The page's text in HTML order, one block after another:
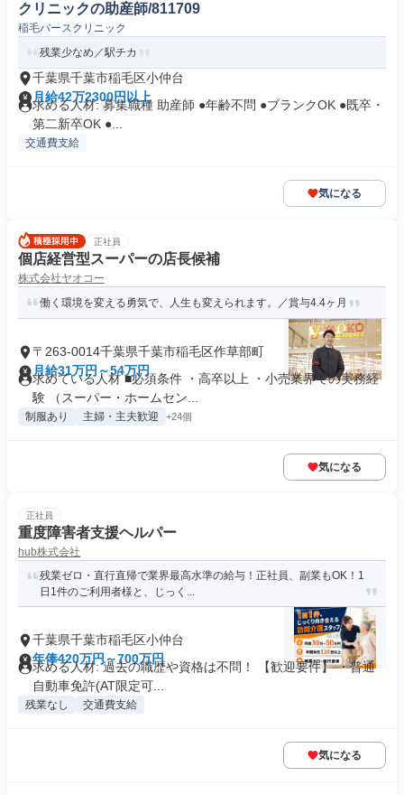
クリニックの助産師/811709
稲毛バースクリニック
残業少なめ／駅チカ
千葉県千葉市稲毛区小仲台
月給42万2300円以上
求める人材: 募集職種 助産師 ●年齢不問 ●ブランクOK ●既卒・
第二新卒OK ●...
交通費支給
気になる
正社員
個店経営型スーパーの店長候補
株式会社ヤオコー
働く環境を変える勇気で、人生も変えられます。／賞与4.4ヶ月
〒263-0014千葉県千葉市稲毛区作草部町
月給31万円～54万円
求めている人材 ■必須条件 ・高卒以上 ・小売業界での実務経
験 （スーパー・ホームセン...
制服あり 主婦・主夫歓迎 +24個
気になる
正社員
重度障害者支援ヘルパー
hub株式会社
残業ゼロ・直行直帰で業界最高水準の給与！正社員、副業もOK！1
日1件のご利用者様と、じっく...
千葉県千葉市稲毛区小仲台
年俸420万円～700万円
求める人材: 過去の職歴や資格は不問！ 【歓迎要件】 ・普通
自動車免許(AT限定可...
残業なし 交通費支給
気になる